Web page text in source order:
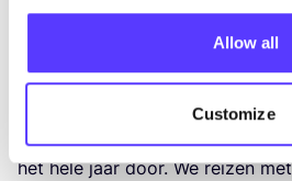
Allow all
Customize
Breisels – truien en vesten
Een deel uit mijn gar­de­ro­be die
het hele jaar door. We rei­zen